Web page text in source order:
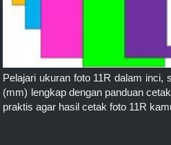
Pelajari ukuran foto 11R dalam inci,
(mm) lengkap dengan panduan
praktis agar hasil cetak foto 11R